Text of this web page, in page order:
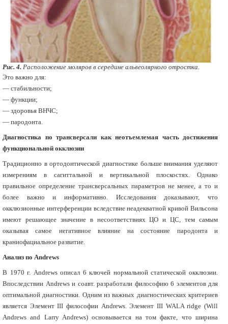
Рис. 4. Расположение моляров в середине альвеолярного отростка.
Это важно для:
— стабильности;
— функции;
— здоровья ВНЧС;
— пародонта.
Диагностика по трансверсали как неотъемлемая часть достижения
функциональной окклюзии
Традиционно в ортодонтической диагностике больше внимания уделяют
измерениям в сагиттальной и вертикальной плоскостях. Однако
правильное определение трансверсальных параметров не менее, а то и
более важно и информативно. Исследования доказывают, что
окклюзионные интерференции вследствие неадекватной кривой Вильсона
имеют решающее значение в несоответствиях ЦО и ЦС, тем самым
оказывая самое негативное влияние на состояние пародонта и
краниофациальное развитие.
Анализ по Andrews
В 1970 г. Andrews описал 6 ключей нормальной статической окклюзии.
Впоследствии Andrews и соавт. разработали философию 6 элементов для
оптимальной диагностики. Одним из важных диагностических критериев
является Элемент III философии Andrews. Элемент III WALA ridge (Will
Andrews and Larry Andrews) основывается на том факте, что ширина